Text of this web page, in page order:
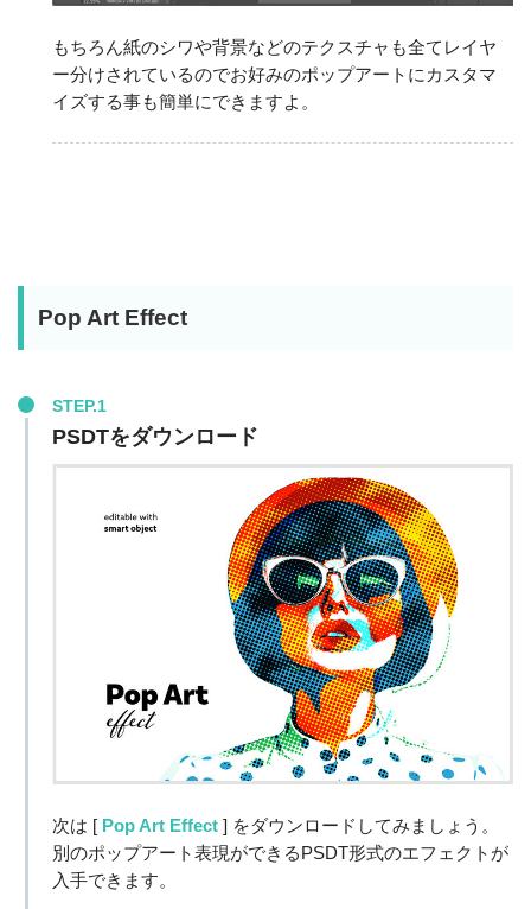
もちろん紙のシワや背景などのテクスチャも全てレイヤ
ー分けされているのでお好みのポップアートにカスタマ
イズする事も簡単にできますよ。
Pop Art Effect
STEP.1
PSDTをダウンロード
次は [ Pop Art Effect] をダウンロードしてみましょう。
別のポップアート表現ができるPSDT形式のエフェクトが
入手できます。